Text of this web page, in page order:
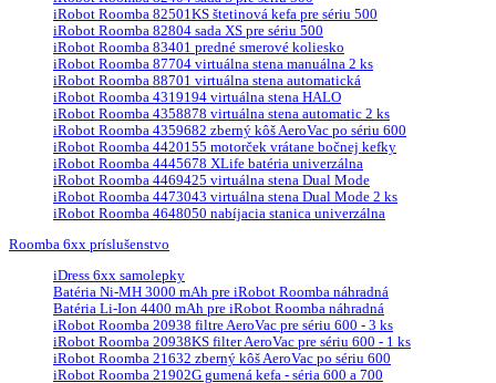
iRobot Roomba 82501KS štetinová kefa pre sériu 500
iRobot Roomba 82804 sada XS pre sériu 500
iRobot Roomba 83401 predné smerové koliesko
iRobot Roomba 87704 virtuálna stena manuálna 2 ks
iRobot Roomba 88701 virtuálna stena automatická
iRobot Roomba 4319194 virtuálna stena HALO
iRobot Roomba 4358878 virtuálna stena automatic 2 ks
iRobot Roomba 4359682 zberný kôš AeroVac po sériu 600
iRobot Roomba 4420155 motorček vrátane bočnej kefky
iRobot Roomba 4445678 XLife batéria univerzálna
iRobot Roomba 4469425 virtuálna stena Dual Mode
iRobot Roomba 4473043 virtuálna stena Dual Mode 2 ks
iRobot Roomba 4648050 nabíjacia stanica univerzálna
Roomba 6xx príslušenstvo
iDress 6xx samolepky
Batéria Ni-MH 3000 mAh pre iRobot Roomba náhradná
Batéria Li-Ion 4400 mAh pre iRobot Roomba náhradná
iRobot Roomba 20938 filtre AeroVac pre sériu 600 - 3 ks
iRobot Roomba 20938KS filter AeroVac pre sériu 600 - 1 ks
iRobot Roomba 21632 zberný kôš AeroVac po sériu 600
iRobot Roomba 21902G gumená kefa - séria 600 a 700